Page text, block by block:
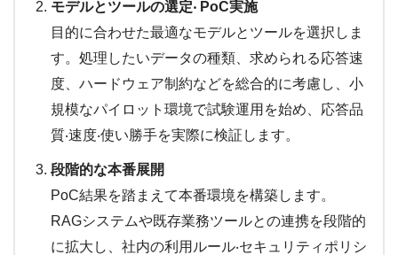
モデルとツールの選定‧ PoC実施
目的に合わせた最適なモデルとツールを選択しま
す。処理したいデータの種類、求められる応答速
度、ハードウェア制約などを総合的に考慮し、小
規模なパイロット環境で試験運用を始め、応答品
質‧速度‧使い勝手を実際に検証します。
段階的な本番展開
PoC結果を踏まえて本番環境を構築します。
RAGシステムや既存業務ツールとの連携を段階的
に拡大し、社内の利用ルール‧セキュリティポリシ